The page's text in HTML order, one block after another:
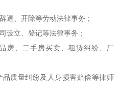
辞退、开除等劳动法律事务；
司设立、登记等法律事务；
房、二手房买卖、租赁纠纷、厂
质量纠纷及人身损害赔偿等律师